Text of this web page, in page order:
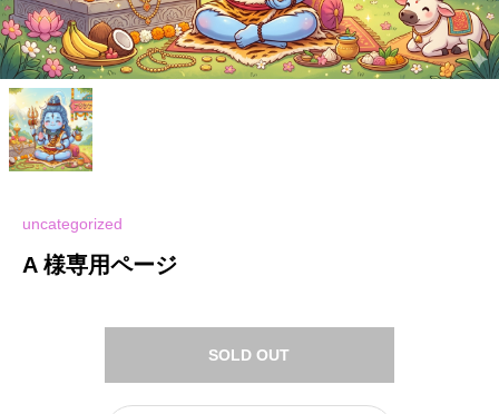
uncategorized
A 様専用ページ
SOLD OUT